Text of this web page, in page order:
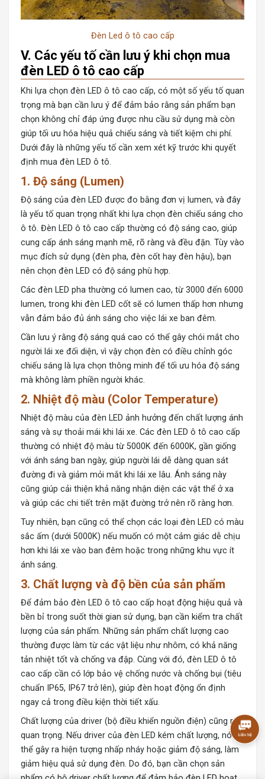
Đèn Led ô tô cao cấp
V. Các yếu tố cần lưu ý khi chọn mua
đèn LED ô tô cao cấp
Khi lựa chọn đèn LED ô tô cao cấp, có một số yếu tố quan
trọng mà bạn cần lưu ý để đảm bảo rằng sản phẩm bạn
chọn không chỉ đáp ứng được nhu cầu sử dụng mà còn
giúp tối ưu hóa hiệu quả chiếu sáng và tiết kiệm chi phí.
Dưới đây là những yếu tố cần xem xét kỹ trước khi quyết
định mua đèn LED ô tô.
1. Độ sáng (Lumen)
Độ sáng của đèn LED được đo bằng đơn vị lumen, và đây
là yếu tố quan trọng nhất khi lựa chọn đèn chiếu sáng cho
ô tô. Đèn LED ô tô cao cấp thường có độ sáng cao, giúp
cung cấp ánh sáng mạnh mẽ, rõ ràng và đều đặn. Tùy vào
mục đích sử dụng (đèn pha, đèn cốt hay đèn hậu), bạn
nên chọn đèn LED có độ sáng phù hợp.
Các đèn LED pha thường có lumen cao, từ 3000 đến 6000
lumen, trong khi đèn LED cốt sẽ có lumen thấp hơn nhưng
vẫn đảm bảo đủ ánh sáng cho việc lái xe ban đêm.
Cần lưu ý rằng độ sáng quá cao có thể gây chói mắt cho
người lái xe đối diện, vì vậy chọn đèn có điều chỉnh góc
chiếu sáng là lựa chọn thông minh để tối ưu hóa độ sáng
mà không làm phiền người khác.
2. Nhiệt độ màu (Color Temperature)
Nhiệt độ màu của đèn LED ảnh hưởng đến chất lượng ánh
sáng và sự thoải mái khi lái xe. Các đèn LED ô tô cao cấp
thường có nhiệt độ màu từ 5000K đến 6000K, gần giống
với ánh sáng ban ngày, giúp người lái dễ dàng quan sát
đường đi và giảm mỏi mắt khi lái xe lâu. Ánh sáng này
cũng giúp cải thiện khả năng nhận diện các vật thể ở xa
và giúp các chi tiết trên mặt đường trở nên rõ ràng hơn.
Tuy nhiên, bạn cũng có thể chọn các loại đèn LED có màu
sắc ấm (dưới 5000K) nếu muốn có một cảm giác dễ chịu
hơn khi lái xe vào ban đêm hoặc trong những khu vực ít
ánh sáng.
3. Chất lượng và độ bền của sản phẩm
Để đảm bảo đèn LED ô tô cao cấp hoạt động hiệu quả và
bền bỉ trong suốt thời gian sử dụng, bạn cần kiểm tra chất
lượng của sản phẩm. Những sản phẩm chất lượng cao
thường được làm từ các vật liệu như nhôm, có khả năng
tản nhiệt tốt và chống va đập. Cùng với đó, đèn LED ô tô
cao cấp cần có lớp bảo vệ chống nước và chống bụi (tiêu
chuẩn IP65, IP67 trở lên), giúp đèn hoạt động ổn định
ngay cả trong điều kiện thời tiết xấu.
Chất lượng của driver (bộ điều khiển nguồn điện) cũng rất
quan trọng. Nếu driver của đèn LED kém chất lượng, nó có
thể gây ra hiện tượng nhấp nháy hoặc giảm độ sáng, làm
giảm hiệu quả sử dụng đèn. Do đó, bạn cần chọn sản